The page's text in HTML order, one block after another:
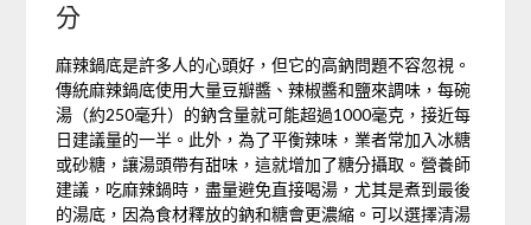
分
麻辣鍋底是許多人的心頭好，但它的高鈉問題不容忽視。
傳統麻辣鍋底使用大量豆瓣醬、辣椒醬和鹽來調味，每碗
湯（約250毫升）的鈉含量就可能超過1000毫克，接近每
日建議量的一半。此外，為了平衡辣味，業者常加入冰糖
或砂糖，讓湯頭帶有甜味，這就增加了糖分攝取。營養師
建議，吃麻辣鍋時，盡量避免直接喝湯，尤其是煮到最後
的湯底，因為食材釋放的鈉和糖會更濃縮。可以選擇清湯